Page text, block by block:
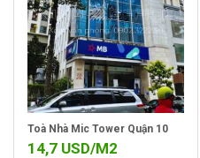
Toà Nhà Mic Tower Quận 10
14,7 USD/M2